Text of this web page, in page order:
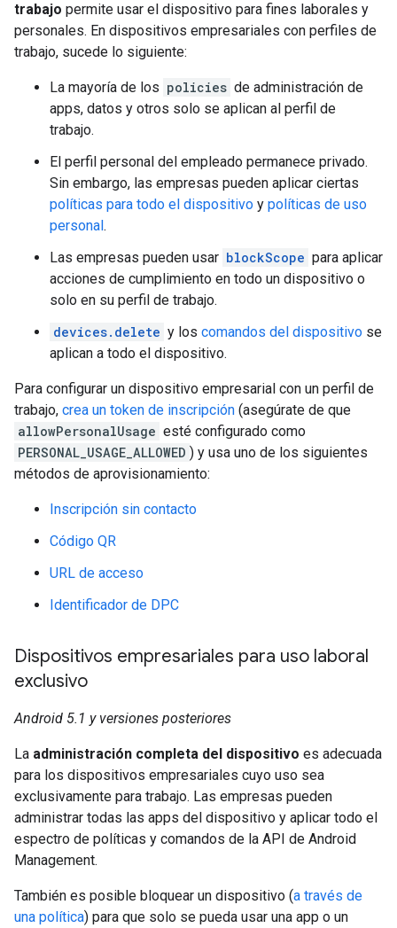
trabajo permite usar el dispositivo para fines laborales y
personales. En dispositivos empresariales con perfiles de
trabajo, sucede lo siguiente:
La mayoría de los policies de administración de
apps, datos y otros solo se aplican al perfil de
trabajo.
El perfil personal del empleado permanece privado.
Sin embargo, las empresas pueden aplicar ciertas
políticas para todo el dispositivo y políticas de uso
personal.
Las empresas pueden usar blockScope para aplicar
acciones de cumplimiento en todo un dispositivo o
solo en su perfil de trabajo.
devices.delete y los comandos del dispositivo se
aplican a todo el dispositivo.
Para configurar un dispositivo empresarial con un perfil de
trabajo, crea un token de inscripción (asegúrate de que
allowPersonalUsage esté configurado como
PERSONAL_USAGE_ALLOWED ) y usa uno de los siguientes
métodos de aprovisionamiento:
Inscripción sin contacto
Código QR
URL de acceso
Identificador de DPC
Dispositivos empresariales para uso laboral
exclusivo
Android 5.1 y versiones posteriores
La administración completa del dispositivo es adecuada
para los dispositivos empresariales cuyo uso sea
exclusivamente para trabajo. Las empresas pueden
administrar todas las apps del dispositivo y aplicar todo el
espectro de políticas y comandos de la API de Android
Management.
También es posible bloquear un dispositivo (a través de
una política) para que solo se pueda usar una app o un